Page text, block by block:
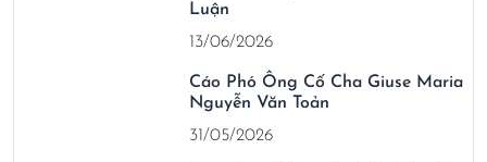
Luận
13/06/2026
Cáo Phó Ông Cố Cha Giuse Maria
Nguyễn Văn Toản
31/05/2026